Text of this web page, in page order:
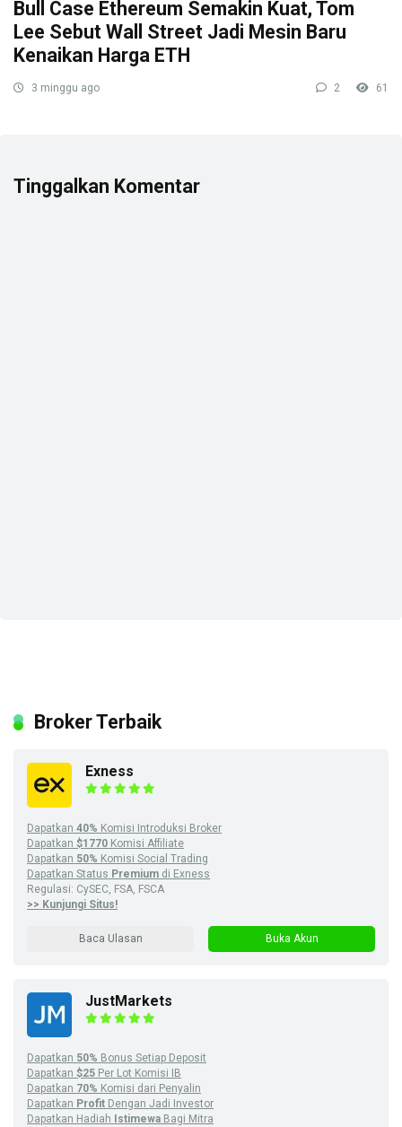
Bull Case Ethereum Semakin Kuat, Tom
Lee Sebut Wall Street Jadi Mesin Baru
Kenaikan Harga ETH
3 minggu ago 2 61
Tinggalkan Komentar
Broker Terbaik
Exness
Dapatkan 40% Komisi Introduksi Broker
Dapatkan $1770 Komisi Affiliate
Dapatkan 50% Komisi Social Trading
Dapatkan Status Premium di Exness
Regulasi: CySEC, FSA, FSCA
>> Kunjungi Situs!
Baca Ulasan Buka Akun
JustMarkets
Dapatkan 50% Bonus Setiap Deposit
Dapatkan $25 Per Lot Komisi IB
Dapatkan 70% Komisi dari Penyalin
Dapatkan Profit Dengan Jadi Investor
Dapatkan Hadiah
Istimewa Bagi Mitra